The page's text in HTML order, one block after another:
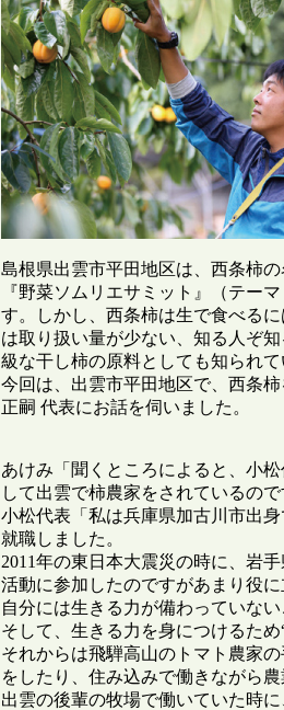
島根県出雲市平田地区は、西条柿
『野菜ソムリエサミット』（テー
す。しかし、西条柿は生で食べる
は取り扱い量が少ない、知る人ぞ
級な干し柿の原料としても知られて
今回は、出雲市平田地区で、西条
正嗣 代表にお話を伺いました。
あけみ「聞くところによると、小
して出雲で柿農家をされているので
小松代表「私は兵庫県加古川市出
就職しました。
2011年の東日本大震災の時に、岩
活動に参加したのですがあまり役に
自分には生きる力が備わっていない
そして、生きる力を身につけるため
それからは飛騨高山のトマト農家
をしたり、住み込みで働きながら農
出雲の後輩の牧場で働いていた時